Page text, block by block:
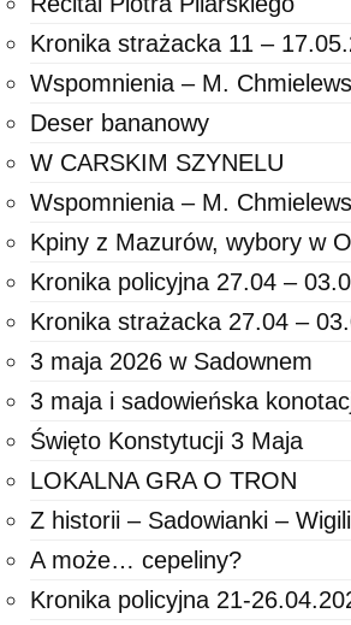
Kronika strażacka 11 –
Wspomnienia – M.
Deser bananowy
W CARSKIM SZYNELU
Wspomnienia – M.
Kpiny z Mazurów, wybory w
Kronika policyjna 27.04 –
Kronika strażacka 27.04 –
3 maja 2026 w Sadownem
3 maja i sadowieńska
Święto Konstytucji 3 Maja
LOKALNA GRA O TRON
Z historii – Sadowianki –
A może… cepeliny?
Kronika policyjna 21-